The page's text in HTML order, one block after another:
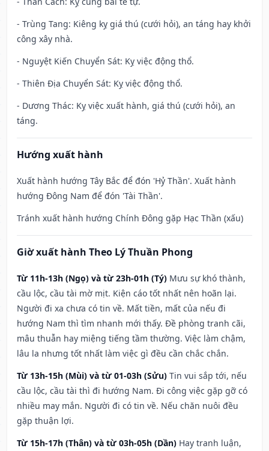
- Trùng Tang: Kiêng kỵ giá thú (cưới hỏi), an táng hay khởi
công xây nhà.
- Nguyệt Kiến Chuyển Sát: Kỵ việc động thổ.
- Thiên Địa Chuyển Sát: Kỵ việc động thổ.
- Dương Thác: Kỵ việc xuất hành, giá thú (cưới hỏi), an
táng.
Hướng xuất hành
Xuất hành hướng Tây Bắc để đón 'Hỷ Thần'. Xuất hành
hướng Đông Nam để đón 'Tài Thần'.
Tránh xuất hành hướng Chính Đông gặp Hạc Thần (xấu)
Giờ xuất hành Theo Lý Thuần Phong
Từ 11h-13h (Ngọ) và từ 23h-01h (Tý) Mưu sự khó thành,
cầu lộc, cầu tài mờ mịt. Kiện cáo tốt nhất nên hoãn lại.
Người đi xa chưa có tin về. Mất tiền, mất của nếu đi
hướng Nam thì tìm nhanh mới thấy. Đề phòng tranh cãi,
mâu thuẫn hay miệng tiếng tầm thường. Việc làm chậm,
lâu la nhưng tốt nhất làm việc gì đều cần chắc chắn.
Từ 13h-15h (Mùi) và từ 01-03h (Sửu) Tin vui sắp tới, nếu
cầu lộc, cầu tài thì đi hướng Nam. Đi công việc gặp gỡ có
nhiều may mắn. Người đi có tin về. Nếu chăn nuôi đều
gặp thuận lợi.
Từ 15h-17h (Thân) và từ 03h-05h (Dần) Hay tranh luận,